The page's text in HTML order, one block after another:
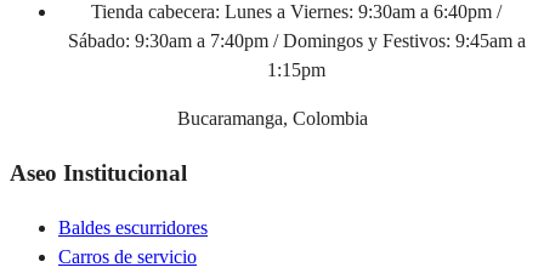
Tienda cabecera: Lunes a Viernes: 9:30am a 6:40pm /
Sábado: 9:30am a 7:40pm / Domingos y Festivos: 9:45am a
1:15pm
Bucaramanga, Colombia
Aseo Institucional
Baldes escurridores
Carros de servicio